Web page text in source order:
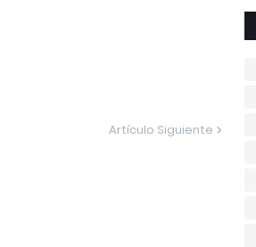
Artículo Siguiente